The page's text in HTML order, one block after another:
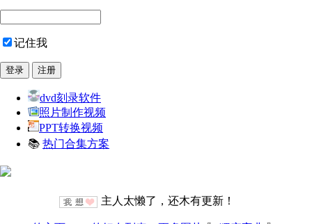
记住我
dvd刻录软件
照片制作视频
PPT转换视频
📚 热门合集方案
主人太懒了，还木有更新！